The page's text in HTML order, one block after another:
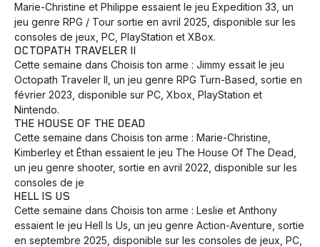
Marie-Christine et Philippe essaient le jeu Expedition 33, un
jeu genre RPG / Tour sortie en avril 2025, disponible sur les
consoles de jeux, PC, PlayStation et XBox.
OCTOPATH TRAVELER II
Cette semaine dans Choisis ton arme : Jimmy essait le jeu
Octopath Traveler II, un jeu genre RPG Turn-Based, sortie en
février 2023, disponible sur PC, Xbox, PlayStation et
Nintendo.
THE HOUSE OF THE DEAD
Cette semaine dans Choisis ton arme : Marie-Christine,
Kimberley et Éthan essaient le jeu The House Of The Dead,
un jeu genre shooter, sortie en avril 2022, disponible sur les
consoles de je
HELL IS US
Cette semaine dans Choisis ton arme : Leslie et Anthony
essaient le jeu Hell Is Us, un jeu genre Action-Aventure, sortie
en septembre 2025, disponible sur les consoles de jeux, PC,